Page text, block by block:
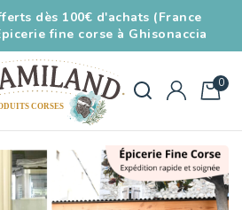
dès 100€ d'achats (France
fine corse à Ghisonaccia
0